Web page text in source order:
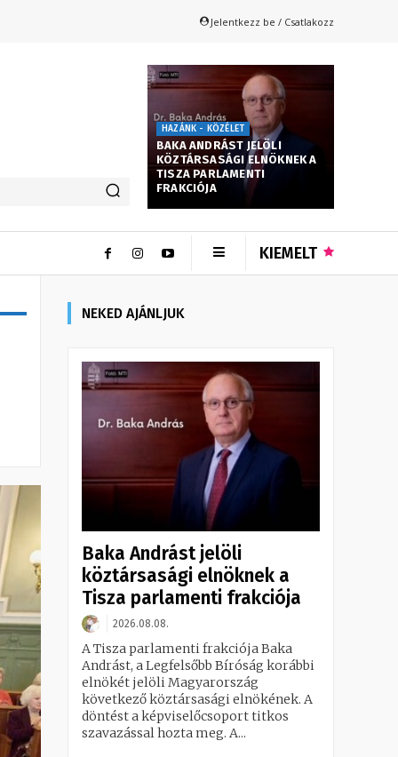
Jelentkezz be / Csatlakozz
HAZÁNK - KÖZÉLET
BAKA ANDRÁST JELÖLI
KÖZTÁRSASÁGI ELNÖKNEK A
TISZA PARLAMENTI
FRAKCIÓJA
KIEMELT
NEKED AJÁNLJUK
Baka Andrást jelöli
köztársasági elnöknek a
Tisza parlamenti frakciója
2026.08.08.
A Tisza parlamenti frakciója Baka
Andrást, a Legfelsőbb Bíróság korábbi
elnökét jelöli Magyarország
következő köztársasági elnökének. A
döntést a képviselőcsoport titkos
szavazással hozta meg. A...